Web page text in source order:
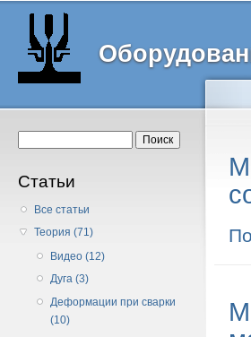
Главное меню
Статьи
Все статьи
Теория (71)
Видео (12)
Дуга (3)
Деформации при сварки
(10)